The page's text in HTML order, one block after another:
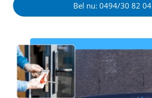
Bel nu: 0494/30 82 04